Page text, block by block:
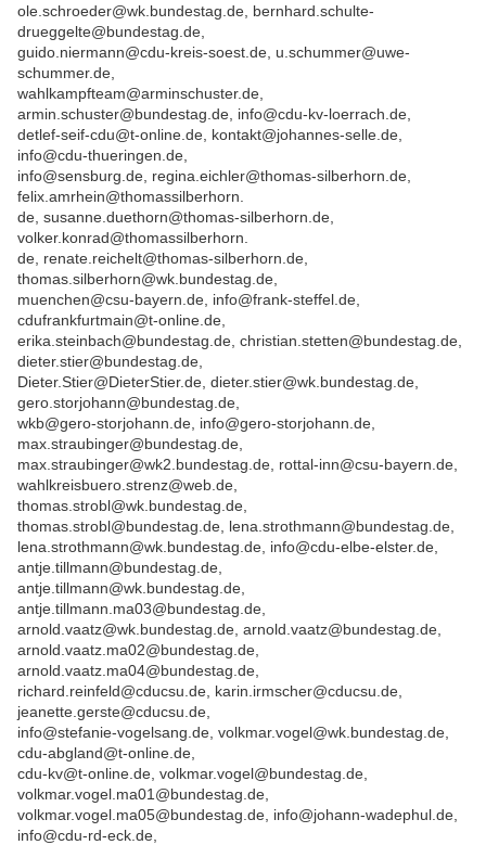
ole.schroeder@wk.bundestag.de, bernhard.schulte-
drueggelte@bundestag.de,
guido.niermann@cdu-kreis-soest.de, u.schummer@uwe-
schummer.de,
wahlkampfteam@arminschuster.de,
armin.schuster@bundestag.de, info@cdu-kv-loerrach.de,
detlef-seif-cdu@t-online.de, kontakt@johannes-selle.de,
info@cdu-thueringen.de,
info@sensburg.de, regina.eichler@thomas-silberhorn.de,
felix.amrhein@thomassilberhorn.
de, susanne.duethorn@thomas-silberhorn.de,
volker.konrad@thomassilberhorn.
de, renate.reichelt@thomas-silberhorn.de,
thomas.silberhorn@wk.bundestag.de,
muenchen@csu-bayern.de, info@frank-steffel.de,
cdufrankfurtmain@t-online.de,
erika.steinbach@bundestag.de, christian.stetten@bundestag.de,
dieter.stier@bundestag.de,
Dieter.Stier@DieterStier.de, dieter.stier@wk.bundestag.de,
gero.storjohann@bundestag.de,
wkb@gero-storjohann.de, info@gero-storjohann.de,
max.straubinger@bundestag.de,
max.straubinger@wk2.bundestag.de, rottal-inn@csu-bayern.de,
wahlkreisbuero.strenz@web.de,
thomas.strobl@wk.bundestag.de,
thomas.strobl@bundestag.de, lena.strothmann@bundestag.de,
lena.strothmann@wk.bundestag.de, info@cdu-elbe-elster.de,
antje.tillmann@bundestag.de,
antje.tillmann@wk.bundestag.de,
antje.tillmann.ma03@bundestag.de,
arnold.vaatz@wk.bundestag.de, arnold.vaatz@bundestag.de,
arnold.vaatz.ma02@bundestag.de,
arnold.vaatz.ma04@bundestag.de,
richard.reinfeld@cducsu.de, karin.irmscher@cducsu.de,
jeanette.gerste@cducsu.de,
info@stefanie-vogelsang.de, volkmar.vogel@wk.bundestag.de,
cdu-abgland@t-online.de,
cdu-kv@t-online.de, volkmar.vogel@bundestag.de,
volkmar.vogel.ma01@bundestag.de,
volkmar.vogel.ma05@bundestag.de, info@johann-wadephul.de,
info@cdu-rd-eck.de,